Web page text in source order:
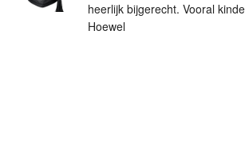
heerlijk bijgerecht. Vooral
Hoewel